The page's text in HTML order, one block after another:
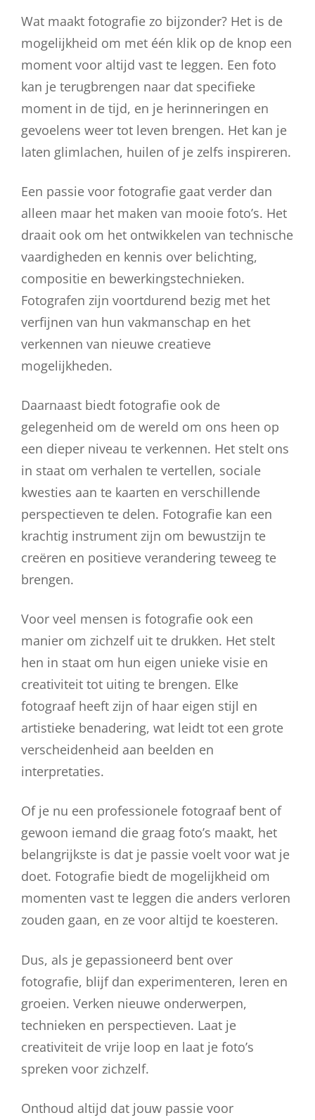
Wat maakt fotografie zo bijzonder? Het is de
mogelijkheid om met één klik op de knop een
moment voor altijd vast te leggen. Een foto
kan je terugbrengen naar dat specifieke
moment in de tijd, en je herinneringen en
gevoelens weer tot leven brengen. Het kan je
laten glimlachen, huilen of je zelfs inspireren.
Een passie voor fotografie gaat verder dan
alleen maar het maken van mooie foto’s. Het
draait ook om het ontwikkelen van technische
vaardigheden en kennis over belichting,
compositie en bewerkingstechnieken.
Fotografen zijn voortdurend bezig met het
verfijnen van hun vakmanschap en het
verkennen van nieuwe creatieve
mogelijkheden.
Daarnaast biedt fotografie ook de
gelegenheid om de wereld om ons heen op
een dieper niveau te verkennen. Het stelt ons
in staat om verhalen te vertellen, sociale
kwesties aan te kaarten en verschillende
perspectieven te delen. Fotografie kan een
krachtig instrument zijn om bewustzijn te
creëren en positieve verandering teweeg te
brengen.
Voor veel mensen is fotografie ook een
manier om zichzelf uit te drukken. Het stelt
hen in staat om hun eigen unieke visie en
creativiteit tot uiting te brengen. Elke
fotograaf heeft zijn of haar eigen stijl en
artistieke benadering, wat leidt tot een grote
verscheidenheid aan beelden en
interpretaties.
Of je nu een professionele fotograaf bent of
gewoon iemand die graag foto’s maakt, het
belangrijkste is dat je passie voelt voor wat je
doet. Fotografie biedt de mogelijkheid om
momenten vast te leggen die anders verloren
zouden gaan, en ze voor altijd te koesteren.
Dus, als je gepassioneerd bent over
fotografie, blijf dan experimenteren, leren en
groeien. Verken nieuwe onderwerpen,
technieken en perspectieven. Laat je
creativiteit de vrije loop en laat je foto’s
spreken voor zichzelf.
Onthoud altijd dat jouw passie voor